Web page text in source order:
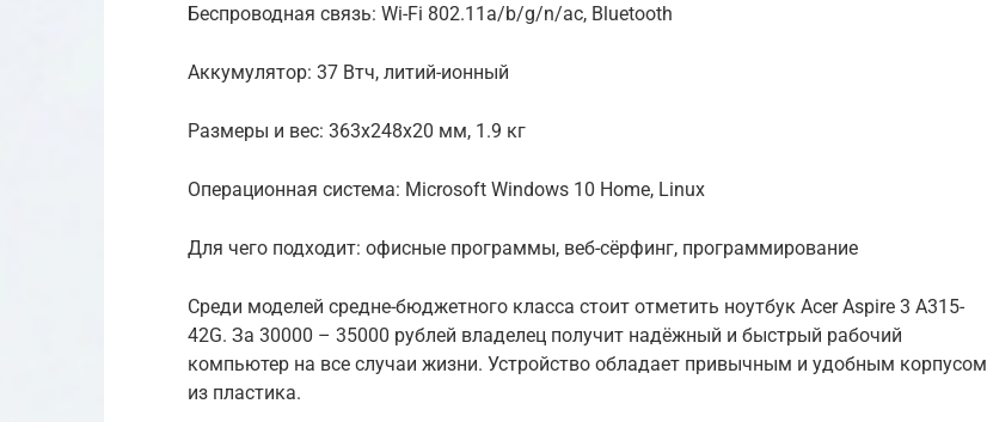
Беспроводная связь: Wi-Fi 802.11a/b/g/n/ac, Bluetooth
Аккумулятор: 37 Втч, литий-ионный
Размеры и вес: 363x248x20 мм, 1.9 кг
Операционная система: Microsoft Windows 10 Home, Linux
Для чего подходит: офисные программы, веб-сёрфинг, программирование
Среди моделей средне-бюджетного класса стоит отметить ноутбук Acer Aspire 3 A315-
42G. За 30000 – 35000 рублей владелец получит надёжный и быстрый рабочий
компьютер на все случаи жизни. Устройство обладает привычным и удобным корпусом
из пластика.